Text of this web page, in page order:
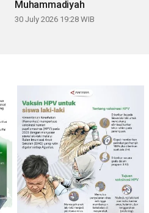
Muhammadiyah
30 July 2026 19:28 WIB